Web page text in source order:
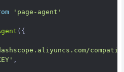
'page-agent'
({
,